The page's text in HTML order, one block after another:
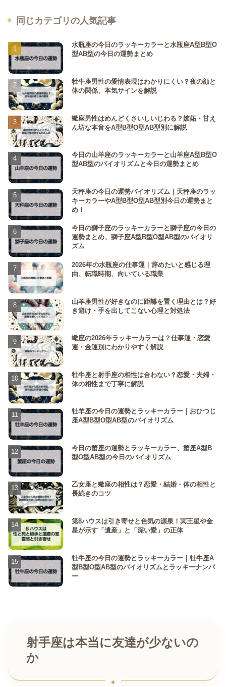
同じカテゴリの人気記事
水瓶座の今日のラッキーカラーと水瓶座A型B型O
型AB型の今日の運勢まとめ
牡牛座男性の愛情表現はわかりにくい？夜の顔と
体の関係、本気サインを解説
蠍座男性はめんどくさいしいじわる？嫉妬・甘え
ん坊な本音をA型B型O型AB型別に解説
今日の山羊座のラッキーカラーと山羊座A型B型O
型AB型のバイオリズムと今日の運勢まとめ
天秤座の今日の運勢バイオリズム｜天秤座のラッ
キーカラーやA型B型O型AB型別今日の運勢まと
め！
今日の獅子座のラッキーカラーと獅子座の今日の
運勢まとめ、獅子座A型B型O型AB型のバイオリ
ズム
2026年の水瓶座の仕事運｜辞めたいと感じる理
由、転職時期、向いている職業
山羊座男性が好きなのに距離を置く理由とは？好
き避け・手を出してこない心理と対処法
蠍座の2026年ラッキーカラーは？仕事運・恋愛
運・金運別にわかりやすく解説
牡牛座と射手座の相性は合わない？恋愛・夫婦・
体の相性まで丁寧に解説
牡羊座の今日の運勢とラッキーカラー｜おひつじ
座A型B型O型AB型のバイオリズム
今日の蟹座の運勢とラッキーカラー、蟹座A型B
型O型AB型の今日のバイオリズム
乙女座と蠍座の相性は？恋愛・結婚・体の相性と
長続きのコツ
第8ハウスは引き寄せと色気の源泉！冥王星や金
星が示す「遺産」と「深い愛」の正体
牡牛座の今日の運勢とラッキーカラー｜牡牛座A
型B型O型AB型のバイオリズムとラッキーナンバ
ー
射手座は本当に友達が少ないの
か